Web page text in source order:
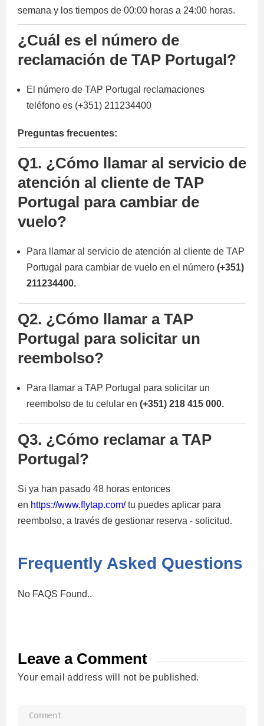
semana y los tiempos de 00:00 horas a 24:00 horas.
¿Cuál es el número de
reclamación de TAP Portugal?
El número de TAP Portugal reclamaciones
teléfono es (+351) 211234400
Preguntas frecuentes:
Q1. ¿Cómo llamar al servicio de
atención al cliente de TAP
Portugal para cambiar de
vuelo?
Para llamar al servicio de atención al cliente de TAP
Portugal para cambiar de vuelo en el número (+351)
211234400.
Q2. ¿Cómo llamar a TAP
Portugal para solicitar un
reembolso?
Para llamar a TAP Portugal para solicitar un
reembolso de tu celular en (+351) 218 415 000.
Q3. ¿Cómo reclamar a TAP
Portugal?
Si ya han pasado 48 horas entonces
en https://www.flytap.com/tu puedes aplicar para
reembolso, a través de gestionar reserva - solicitud.
Frequently Asked Questions
No FAQS Found..
Leave a Comment
Your email address will not be published.